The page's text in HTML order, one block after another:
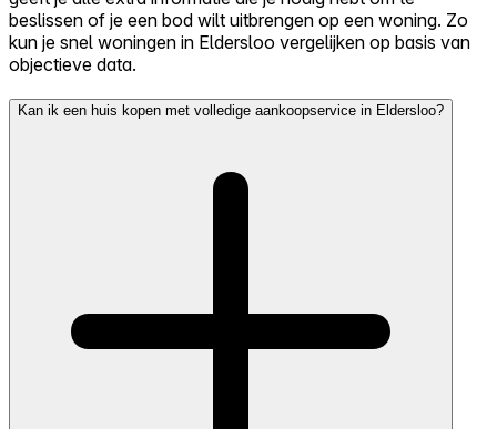
beslissen of je een bod wilt uitbrengen op een woning. Zo
kun je snel woningen in Eldersloo vergelijken op basis van
objectieve data.
Kan ik een huis kopen met volledige aankoopservice in Eldersloo?